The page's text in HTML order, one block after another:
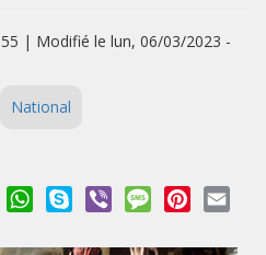
| Modifié le lun, 06/03/2023 -
National
MessengerWhatsApp
Skype Viber MessagePinterest